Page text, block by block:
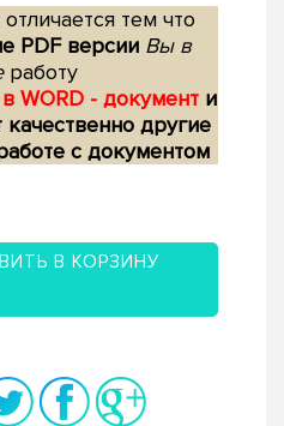
тем что
PDF версии Вы в
работу
WORD - документ и
качественно другие
с документом
В КОРЗИНУ